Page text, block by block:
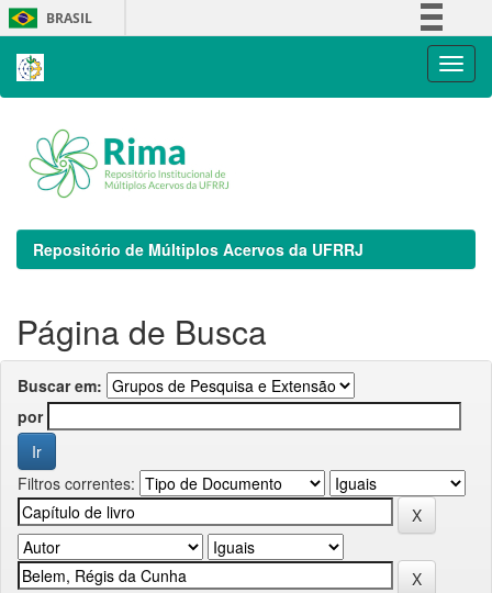
Skip
navigation
BRASIL
Repositório de Múltiplos Acervos da UFRRJ
Página de Busca
Buscar em:
por
Filtros correntes: